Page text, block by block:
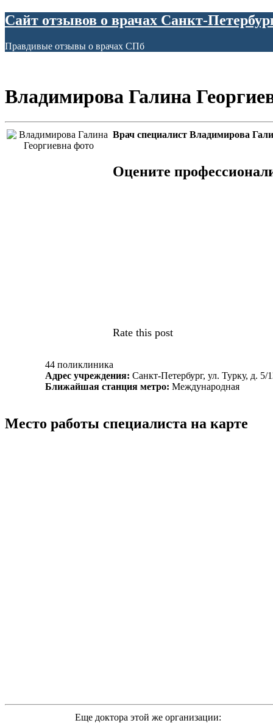
Сайт отзывов о врачах Санкт-
Правдивые отзывы о врачах СПб
Владимирова Галина
Врач специалист Владимирова
Оцените
Rate this post
44 поликлиника
Адрес учреждения: Санкт-Петербург, ул. Турку, д. 5/
Ближайшая станция метро: Международная
Место работы специалиста на карте
Еще доктора этой же организации: